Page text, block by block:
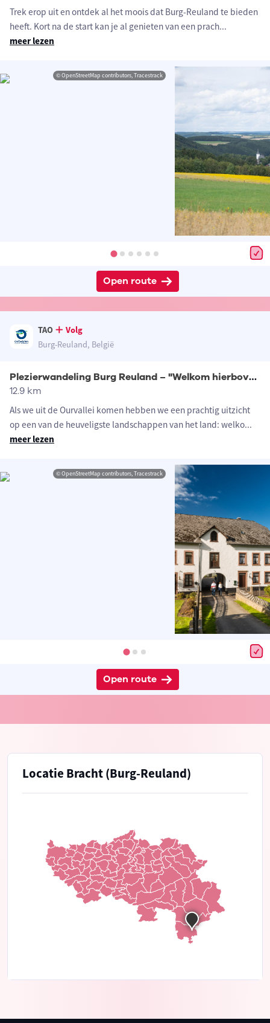
Trek erop uit en ontdek al het moois dat Burg-Reuland te bieden
heeft. Kort na de start kan je al genieten van een prach...
meer lezen
© OpenStreetMap contributors, Tracestrack
Open route
TAO
Volg
Burg-Reuland, België
Plezierwandeling Burg Reuland – "Welkom hierboven!"
12.9 km
Als we uit de Ourvallei komen hebben we een prachtig uitzicht
op een van de heuveligste landschappen van het land: welko...
meer lezen
© OpenStreetMap contributors, Tracestrack
Open route
Locatie Bracht (Burg-Reuland)